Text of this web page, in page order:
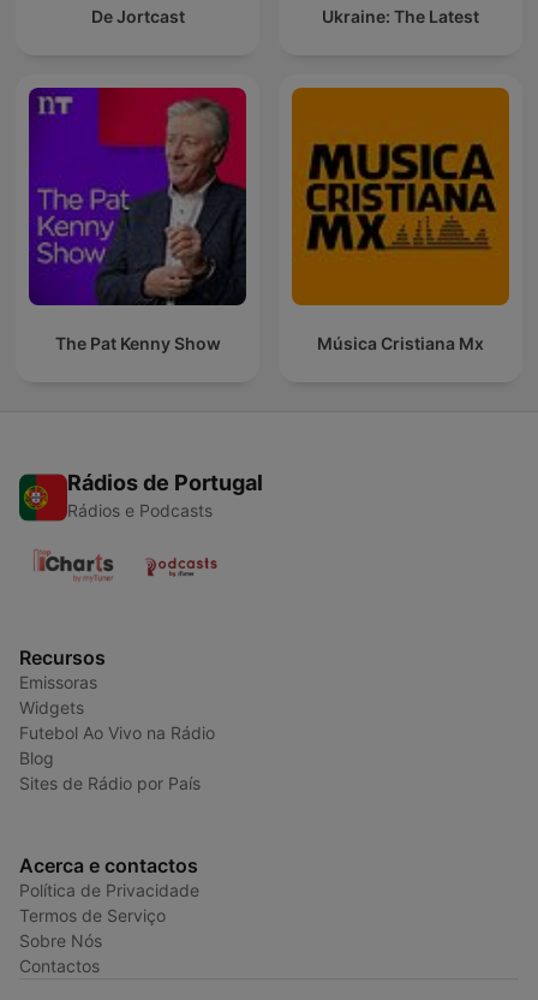
De Jortcast Ukraine: The Latest
The Pat Kenny Show Música Cristiana Mx
Rádios de Portugal
Rádios e Podcasts
Recursos
Emissoras
Widgets
Futebol Ao Vivo na Rádio
Blog
Sites de Rádio por País
Acerca e contactos
Política de Privacidade
Termos de Serviço
Sobre Nós
Contactos